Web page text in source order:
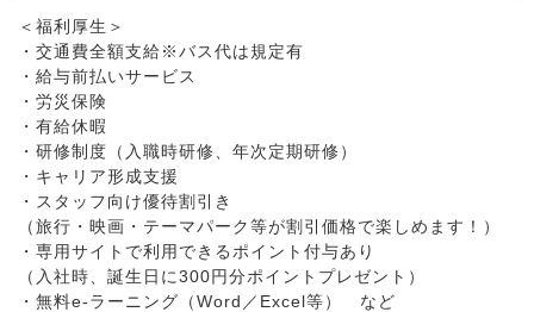
＜福利厚生＞
・交通費全額支給※バス代は規定有
・給与前払いサービス
・労災保険
・有給休暇
・研修制度（入職時研修、年次定期研修）
・キャリア形成支援
・スタッフ向け優待割引き
（旅行・映画・テーマパーク等が割引価格で楽しめます！）
・専用サイトで利用できるポイント付与あり
（入社時、誕生日に300円分ポイントプレゼント）
・無料e-ラーニング（Word／Excel等） など